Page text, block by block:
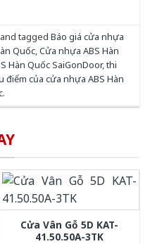
tagged Báo giá cửa nhựa
Quốc,Cửa nhựa ABS Hàn
Hàn Quốc SaiGonDoor,thi
điểm của cửa nhựa ABS Hàn
.
Cửa Vân Gỗ 5D KAT-
41.50.50A-3TK